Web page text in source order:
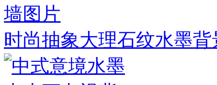
时尚抽象大理石纹水墨